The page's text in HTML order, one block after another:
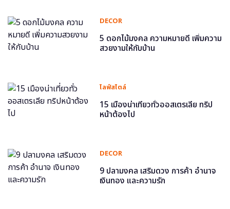
DECOR
5 ดอกไม้มงคล ความหมายดี เพิ่มความ
สวยงามให้กับบ้าน
ไลฟ์สไตล์
15 เมืองน่าเที่ยวทั่วออสเตรเลีย ทริป
หน้าต้องไป
DECOR
9 ปลามงคล เสริมดวง การค้า อำนาจ
เงินทอง และความรัก